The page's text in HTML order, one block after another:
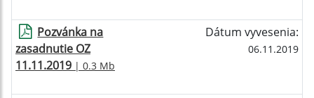
Pozvánka na
zasadnutie OZ
11.11.2019 | 0.3 Mb
Dátum vyvesenia:
06.11.2019